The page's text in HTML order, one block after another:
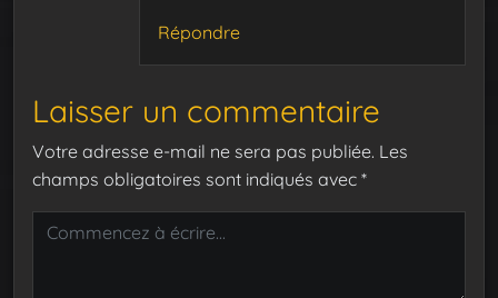
Répondre
Laisser un commentaire
Votre adresse e-mail ne sera pas publiée. Les
champs obligatoires sont indiqués avec *